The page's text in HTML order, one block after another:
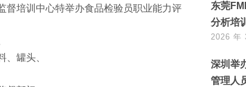
督培训中心特举办食品检验员职业能力评
罐头、
东莞
分析培
2026 年
深圳举
管理人